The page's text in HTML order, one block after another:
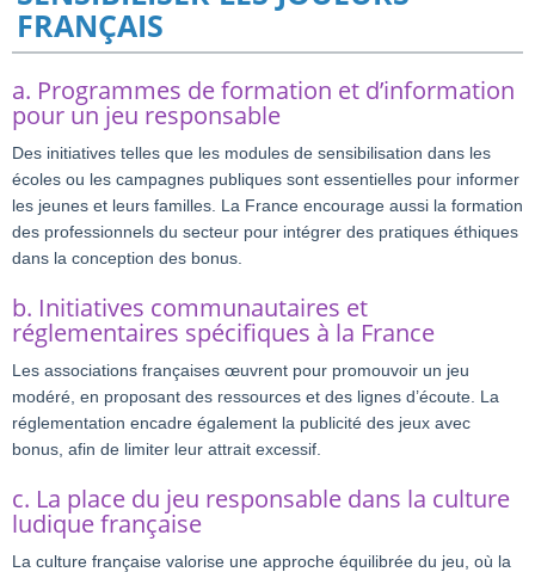
FRANÇAIS
a. Programmes de formation et d’information
pour un jeu responsable
Des initiatives telles que les modules de sensibilisation dans les
écoles ou les campagnes publiques sont essentielles pour informer
les jeunes et leurs familles. La France encourage aussi la formation
des professionnels du secteur pour intégrer des pratiques éthiques
dans la conception des bonus.
b. Initiatives communautaires et
réglementaires spécifiques à la France
Les associations françaises œuvrent pour promouvoir un jeu
modéré, en proposant des ressources et des lignes d’écoute. La
réglementation encadre également la publicité des jeux avec
bonus, afin de limiter leur attrait excessif.
c. La place du jeu responsable dans la culture
ludique française
La culture française valorise une approche équilibrée du jeu, où la